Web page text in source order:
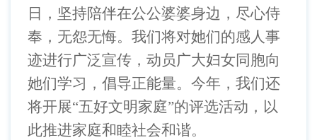
日，坚持陪伴在公公婆婆身边，尽心侍
奉，无怨无悔。我们将对她们的感人事
迹进行广泛宣传，动员广大妇女同胞向
她们学习，倡导正能量。今年，我们还
将开展“五好文明家庭”的评选活动，以
此推进家庭和睦社会和谐。